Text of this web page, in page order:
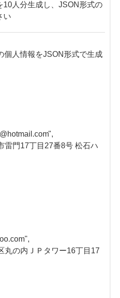
10人分生成し、JSON形式の
い
個人情報をJSON形式で生成
雷門17丁目27番8号 松石ハ
丸の内ＪＰタワー16丁目17